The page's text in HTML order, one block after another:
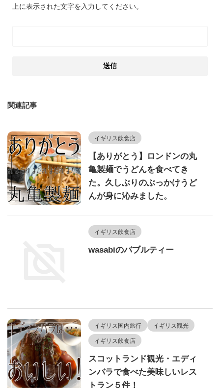
上に表示された文字を入力してください。
関連記事
イギリス飲食店
【ありがとう】ロンドンの丸
亀製麺でうどんを食べてき
た。久しぶりのぶっかけうど
んが身に沁みました。
イギリス飲食店
wasabiのバブルティー
イギリス国内旅行
イギリス観光
イギリス飲食店
スコットランド観光・エディ
ンバラで食べた美味しいレス
トラン５件！